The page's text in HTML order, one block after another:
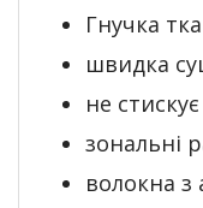
Гнучка
швидка
не стискує
зональні
волокна